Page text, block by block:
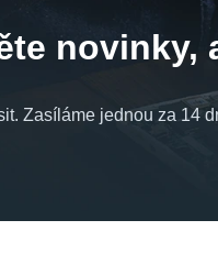
novinky,
Zasíláme jednou za 14